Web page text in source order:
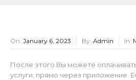
On: January 6, 2023 By: Admin In:
После этого Вы можете
услуги, прямо через приложение.